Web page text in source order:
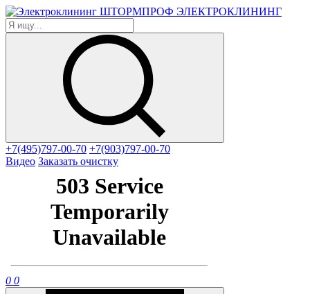
ЭЛЕКТРОКЛИНИНГ
+7(495)797-00-70 +7(903)797-00-70
Видео Заказать очистку
0 0